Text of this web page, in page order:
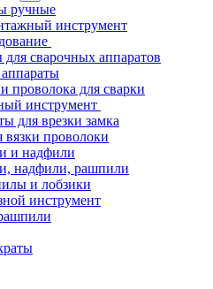
ручные
инструмент
для сварочных аппаратов
проволока для сварки
инструмент
для врезки замка
проволоки
и надфили
надфили, рашпили
и лобзики
инструмент